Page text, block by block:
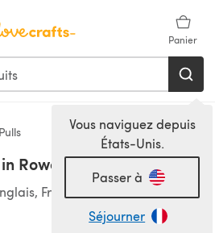
Panier
Vous naviguez depuis
États-Unis.
Passer à
Séjourner
Pulls
Rowan Kid Classic
Français, Allemand